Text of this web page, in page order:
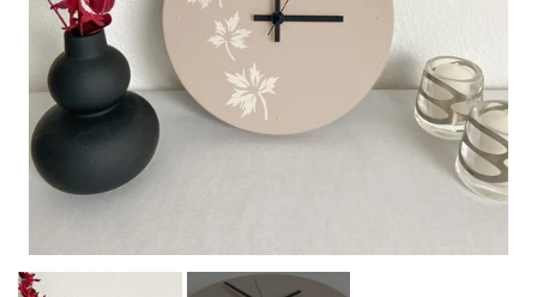
BLOMSTER BUKET
PLAKATER
JULETRÆ